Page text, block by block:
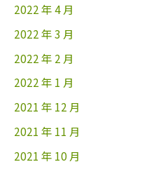
2022 年 4 月
2022 年 3 月
2022 年 2 月
2022 年 1 月
2021 年 12 月
2021 年 11 月
2021 年 10 月